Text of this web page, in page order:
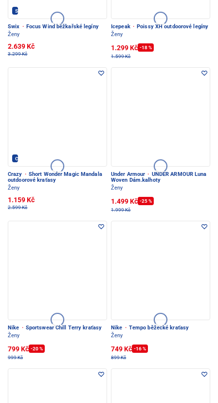
SWIX - PEC POD SNĚŽKOU
Swix · Focus Wind běžkařské legíny
Ženy
2.639 Kč
3.299 Kč
Icepeak · Poissy XH outdoorové legíny
Ženy
1.299 Kč -18 %
1.599 Kč
Crazy - PEC POD SNĚŽKOU
Crazy · Short Wonder Magic Mandala
outdoorové kraťasy
Ženy
1.159 Kč
2.599 Kč
Under Armour · UNDER ARMOUR Luna
Woven Dám.kalhoty
Ženy
1.499 Kč -25 %
1.999 Kč
Nike · Sportswear Chill Terry kraťasy
Ženy
799 Kč -20 %
999 Kč
Nike · Tempo běžecké kraťasy
Ženy
749 Kč -16 %
899 Kč